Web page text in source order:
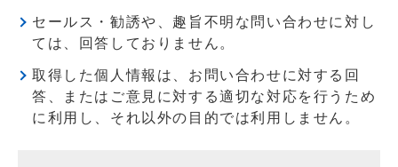
セールス・勧誘や、趣旨不明な問い合わせに対し
ては、回答しておりません。
取得した個人情報は、お問い合わせに対する回
答、またはご意見に対する適切な対応を行うため
に利用し、それ以外の目的では利用しません。